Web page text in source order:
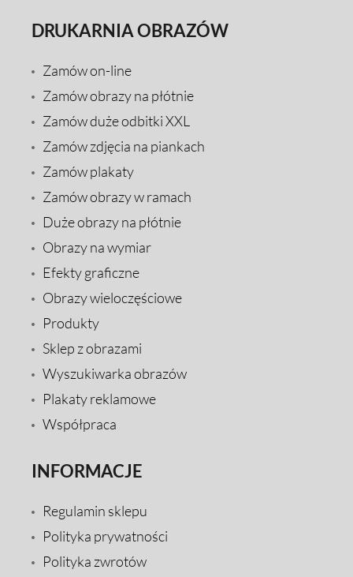
DRUKARNIA OBRAZÓW
Zamów on-line
Zamów obrazy na płótnie
Zamów duże odbitki XXL
Zamów zdjęcia na piankach
Zamów plakaty
Zamów obrazy w ramach
Duże obrazy na płótnie
Obrazy na wymiar
Efekty graficzne
Obrazy wieloczęściowe
Produkty
Sklep z obrazami
Wyszukiwarka obrazów
Plakaty reklamowe
Współpraca
INFORMACJE
Regulamin sklepu
Polityka prywatności
Polityka zwrotów